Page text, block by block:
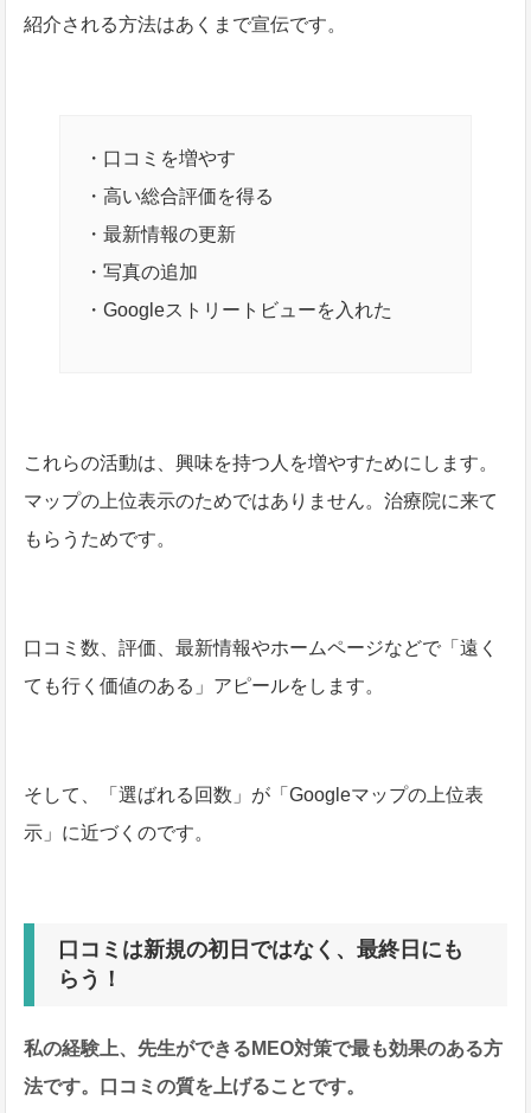
紹介される方法はあくまで宣伝です。
・口コミを増やす
・高い総合評価を得る
・最新情報の更新
・写真の追加
・Googleストリートビューを入れた
これらの活動は、興味を持つ人を増やすためにします。
マップの上位表示のためではありません。治療院に来て
もらうためです。
口コミ数、評価、最新情報やホームページなどで「遠く
ても行く価値のある」アピールをします。
そして、「選ばれる回数」が「Googleマップの上位表
示」に近づくのです。
口コミは新規の初日ではなく、最終日にも
らう！
私の経験上、 先生ができるMEO対策で最も効果のある方
法です。口コミの質を上げることです。